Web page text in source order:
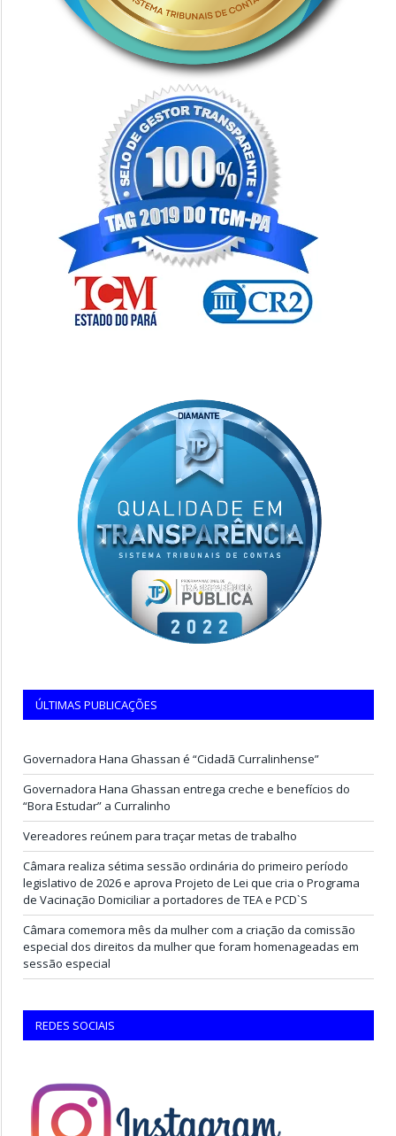
ÚLTIMAS PUBLICAÇÕES
Governadora Hana Ghassan é “Cidadã Curralinhense”
Governadora Hana Ghassan entrega creche e benefícios do
“Bora Estudar” a Curralinho
Vereadores reúnem para traçar metas de trabalho
Câmara realiza sétima sessão ordinária do primeiro período
legislativo de 2026 e aprova Projeto de Lei que cria o Programa
de Vacinação Domiciliar a portadores de TEA e PCD`S
Câmara comemora mês da mulher com a criação da comissão
especial dos direitos da mulher que foram homenageadas em
sessão especial
REDES SOCIAIS